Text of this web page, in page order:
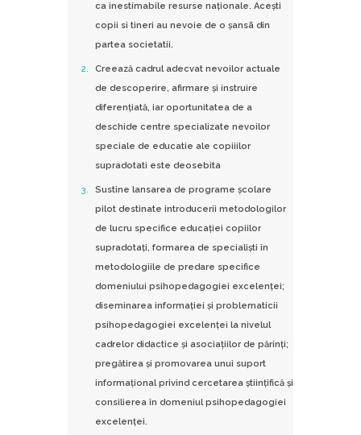
ca inestimabile resurse naţionale. Aceşti
copii si tineri au nevoie de o şansã din
partea societatii.
Creează cadrul adecvat nevoilor actuale
de descoperire, afirmare şi instruire
diferenţiată, iar oportunitatea de a
deschide centre specializate nevoilor
speciale de educatie ale copiiilor
supradotati este deosebita
Sustine lansarea de programe şcolare
pilot destinate introducerii metodologilor
de lucru specifice educaţiei copiilor
supradotaţi, formarea de specialişti în
metodologiile de predare specifice
domeniului psihopedagogiei excelenţei;
diseminarea informaţiei şi problematicii
psihopedagogiei excelenţei la nivelul
cadrelor didactice şi asociaţiilor de părinţi;
pregătirea şi promovarea unui suport
informaţional privind cercetarea ştiinţifică şi
consilierea în domeniul psihopedagogiei
excelenţei.